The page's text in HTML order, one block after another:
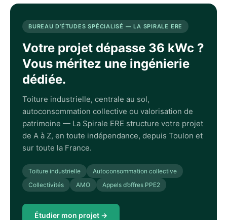
BUREAU D’ÉTUDES SPÉCIALISÉ — LA SPIRALE ERE
Votre projet dépasse 36 kWc ?
Vous méritez une ingénierie
dédiée.
Toiture industrielle, centrale au sol,
autoconsommation collective ou valorisation de
patrimoine — La Spirale ERE structure votre projet
de A à Z, en toute indépendance, depuis Toulon et
sur toute la France.
Toiture industrielle
Autoconsommation collective
Collectivités
AMO Appels d’offres PPE2
Étudier mon projet →